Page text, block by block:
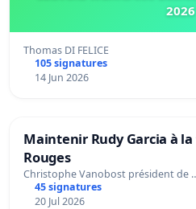
2026
Thomas DI FELICE
105 signatures
14 Jun 2026
Maintenir Rudy Garcia à
Rouges
Christophe Vanobost président de
45 signatures
20 Jul 2026